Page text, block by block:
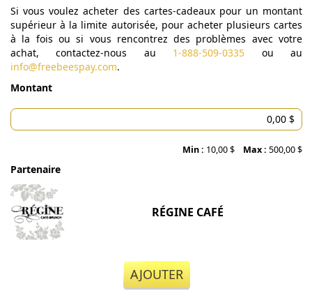
Si vous voulez acheter des cartes-cadeaux pour un montant
supérieur à la limite autorisée, pour acheter plusieurs cartes
à la fois ou si vous rencontrez des problèmes avec votre
achat, contactez-nous au 1-888-509-0335 ou au
info@freebeespay.com.
Montant
Min : 10,00 $ Max : 500,00 $
Partenaire
RÉGINE CAFÉ
AJOUTER